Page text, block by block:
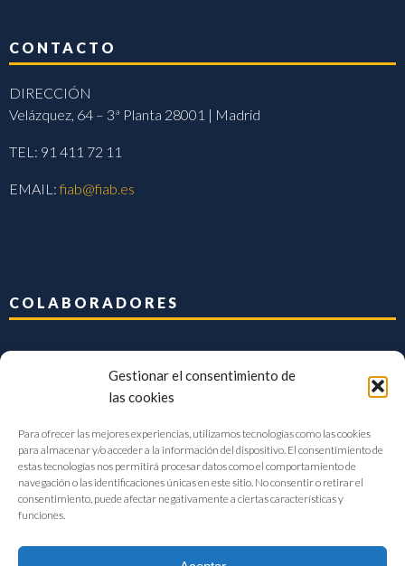
Gestionar el consentimiento de
las cookies
Para ofrecer las mejores experiencias, utilizamos tecnologías como las cookies
para almacenar y/o acceder a la información del dispositivo. El consentimiento de
estas tecnologías nos permitirá procesar datos como el comportamiento de
navegación o las identificaciones únicas en este sitio. No consentir o retirar el
consentimiento, puede afectar negativamente a ciertas características y
funciones.
CONTACTO
DIRECCIÓN
Velázquez, 64 – 3ª Planta 28001 | Madrid
TEL: 91 411 72 11
EMAIL:fiab@fiab.es
COLABORADORES